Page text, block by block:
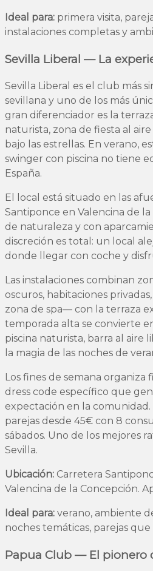
Ideal para: primera visita,
instalaciones completas y
Sevilla Liberal — La
Sevilla Liberal es el club más
sevillana y uno de los más
gran diferenciador es la
naturista, zona de fiesta al aire
bajo las estrellas. En verano,
swinger con piscina no tiene
España.
El local está situado en las
Santiponce en Valencina de
de naturaleza y con
discreción es total: un local
donde llegar con coche y
Las instalaciones combinan
oscuros, habitaciones
zona de spa— con la terraza
temporada alta se convierte
piscina naturista, barra al aire
la magia de las noches de
Los fines de semana organiza
dress code específico que
expectación en la
parejas desde 45€ con 8
sábados. Uno de los mejores
Sevilla.
Ubicación: Carretera
Valencina de la Concepción.
Ideal para: verano, ambiente
noches temáticas, parejas
Papua Club — El pionero